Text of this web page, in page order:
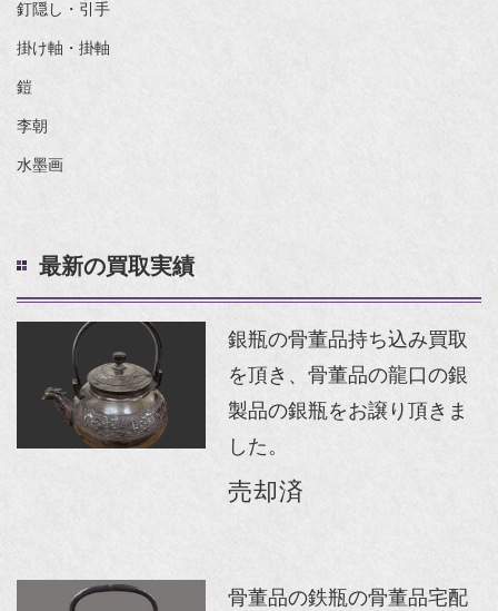
釘隠し・引手
掛け軸・掛軸
鎧
李朝
水墨画
最新の買取実績
銀瓶の骨董品持ち込み買取
を頂き、骨董品の龍口の銀
製品の銀瓶をお譲り頂きま
した。
売却済
骨董品の鉄瓶の骨董品宅配